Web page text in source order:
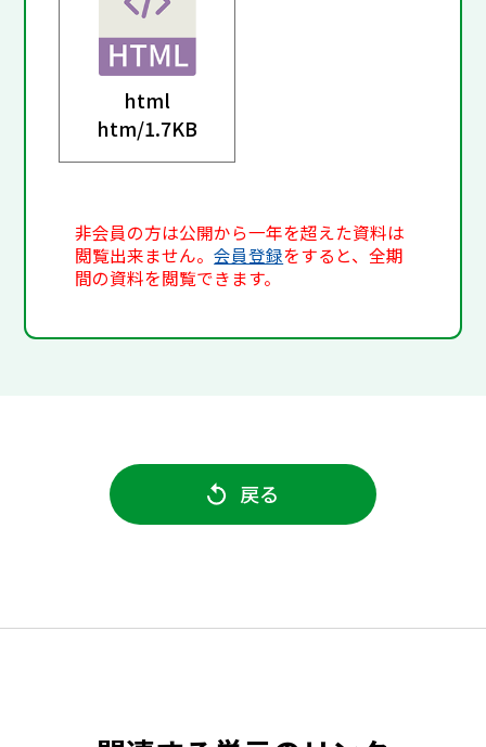
html
htm/1.7KB
非会員の方は公開から一年を超えた資料は
閲覧出来ません。会員登録をすると、全期
間の資料を閲覧できます。
戻る